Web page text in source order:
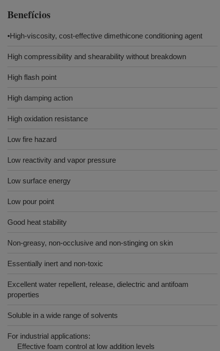
Benefícios
•High-viscosity, cost-effective dimethicone conditioning agent
High compressibility and shearability without breakdown
High flash point
High damping action
High oxidation resistance
Low fire hazard
Low reactivity and vapor pressure
Low surface energy
Low pour point
Good heat stability
Non-greasy, non-occlusive and non-stinging on skin
Essentially inert and non-toxic
Excellent water repellent, release, dielectric and antifoam
properties
Soluble in a wide range of solvents
For industrial applications:
Effective foam control at low addition levels